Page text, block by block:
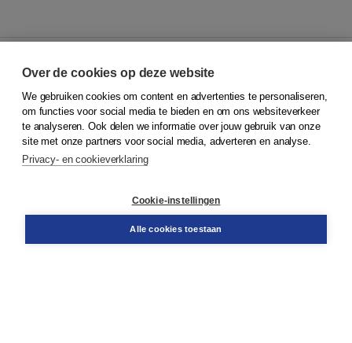
© 2026Koninklijke Boom uitgevers
Klantenservice
Service & informatie
Contact
Over de cookies op deze website
We gebruiken cookies om content en advertenties te personaliseren,
om functies voor social media te bieden en om ons websiteverkeer
te analyseren. Ook delen we informatie over jouw gebruik van onze
site met onze partners voor social media, adverteren en analyse.
Privacy- en cookieverklaring
Cookie-instellingen
Alle cookies toestaan